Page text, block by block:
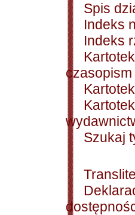
Spis
Indeks
Indeks
czasopism
Szukaj